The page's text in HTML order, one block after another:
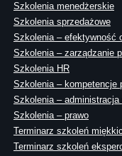
Szkolenia menedżerskie
Szkolenia sprzedażowe
Szkolenia – efektywność
Szkolenia – zarządzanie
Szkolenia HR
Szkolenia – kompetencje
Szkolenia – administracja
Szkolenia – prawo
Terminarz szkoleń
Terminarz szkoleń